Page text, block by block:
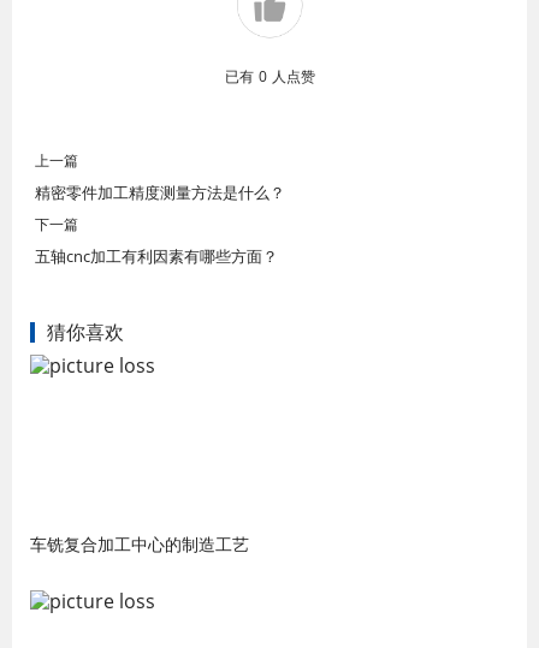
已有 0 人点赞
上一篇
精密零件加工精度测量方法是什么？
下一篇
五轴cnc加工有利因素有哪些方面？
猜你喜欢
车铣复合加工中心的制造工艺